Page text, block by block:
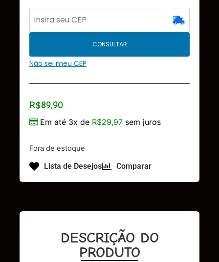
CONSULTAR
Não sei meu CEP
R$89,90
Em até 3x de R$29,97 sem juros
Fora de estoque
Lista de Desejos Comparar
DESCRIÇÃO DO
PRODUTO